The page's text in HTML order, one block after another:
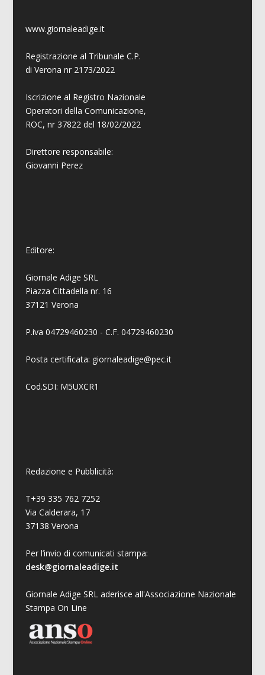
www.giornaleadige.it
Registrazione al Tribunale C.P.
di Verona nr 2173/2022
Iscrizione al Registro Nazionale
Operatori della Comunicazione,
ROC, nr 37822 del 18/02/2022
Direttore responsabile:
Giovanni Perez
Editore:
Giornale Adige SRL
Piazza Cittadella nr. 16
37121 Verona
P.iva 04729460230 - C.F. 04729460230
Posta certificata: giornaleadige@pec.it
Cod.SDI: M5UXCR1
Redazione e Pubblicità:
T+39 335 762 7252
Via Calderara, 17
37138 Verona
Per l’invio di comunicati stampa:
desk@giornaleadige.it
Giornale Adige SRL aderisce all'Associazione Nazionale
Stampa On Line